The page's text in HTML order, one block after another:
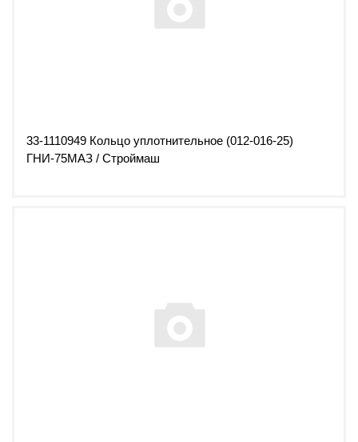
33-1110949 Кольцо уплотнительное (012-016-25)
ГНИ-75МАЗ / Строймаш